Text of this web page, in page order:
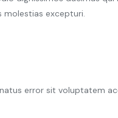
excepturi.
error sit voluptatem